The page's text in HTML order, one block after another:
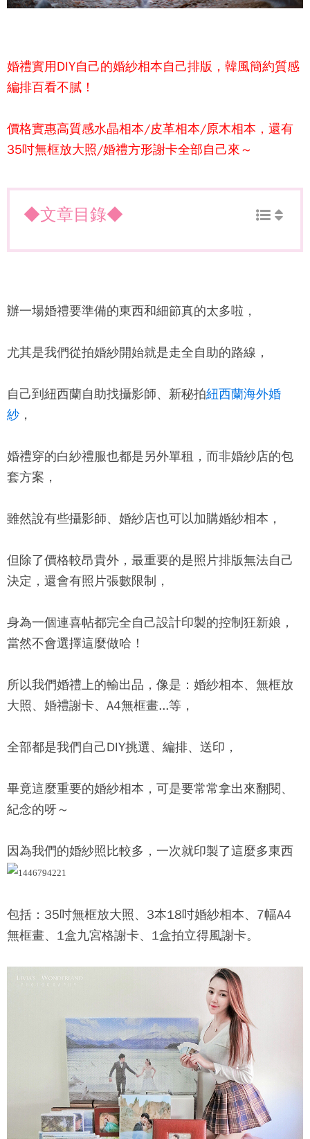
婚禮實用DIY自己的婚紗相本自己排版，韓風簡約質感
編排百看不膩！
價格實惠高質感水晶相本/皮革相本/原木相本，還有
35吋無框放大照/婚禮方形謝卡全部自己來～
◆文章目錄◆
辦一場婚禮要準備的東西和細節真的太多啦，
尤其是我們從拍婚紗開始就是走全自助的路線，
自己到紐西蘭自助找攝影師、新秘拍紐西蘭海外婚
紗 ，
婚禮穿的白紗禮服也都是另外單租，而非婚紗店的包
套方案，
雖然說有些攝影師、婚紗店也可以加購婚紗相本，
但除了價格較昂貴外，最重要的是照片排版無法自己
決定，還會有照片張數限制，
身為一個連喜帖都完全自己設計印製的控制狂新娘，
當然不會選擇這麼做哈！
所以我們婚禮上的輸出品，像是：婚紗相本、無框放
大照、婚禮謝卡、A4無框畫...等，
全部都是我們自己DIY挑選、編排、送印，
畢竟這麼重要的婚紗相本，可是要常常拿出來翻閱、
紀念的呀～
因為我們的婚紗照比較多，一次就印製了這麼多東西
包括：35吋無框放大照、3本18吋婚紗相本、7幅A4
無框畫、1盒九宮格謝卡、1盒拍立得風謝卡。